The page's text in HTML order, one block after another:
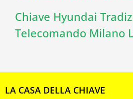
Chiave Hyundai
Telecomando Milano
LA CASA DELLA CHIAVE